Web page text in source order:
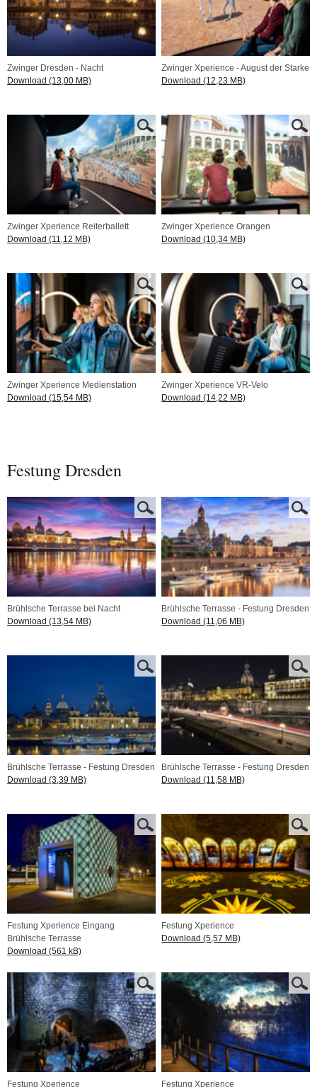
Zwinger Dresden - Nacht
Download (13,00 MB)
Zwinger Xperience - August der Starke
Download (12,23 MB)
Zwinger Xperience Reiterballett
Download (11,12 MB)
Zwinger Xperience Orangen
Download (10,34 MB)
Zwinger Xperience Medienstation
Download (15,54 MB)
Zwinger Xperience VR-Velo
Download (14,22 MB)
Festung Dresden
Brühlsche Terrasse bei Nacht
Download (13,54 MB)
Brühlsche Terrasse - Festung Dresden
Download (11,06 MB)
Brühlsche Terrasse - Festung Dresden
Download (3,39 MB)
Brühlsche Terrasse - Festung Dresden
Download (11,58 MB)
Festung Xperience Eingang
Brühlsche Terrasse
Download (561 kB)
Festung Xperience
Download (5,57 MB)
Festung Xperience Festung Xperience